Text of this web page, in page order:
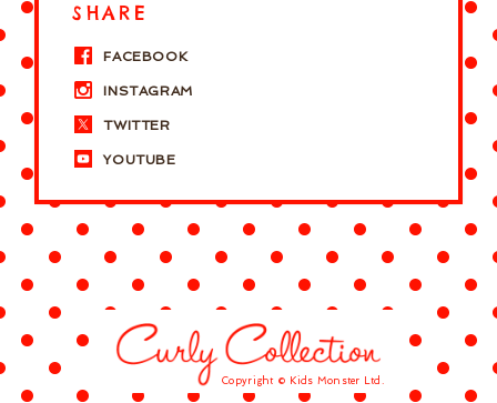
SHARE
FACEBOOK
INSTAGRAM
TWITTER
YOUTUBE
Copyright © Kids Monster Ltd.